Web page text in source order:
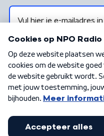
Algemene voorwaarden